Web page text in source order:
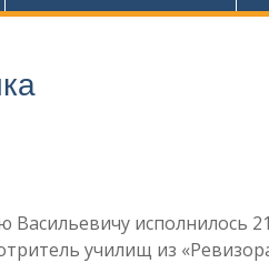
Васильевичу исполнилось
училищ из